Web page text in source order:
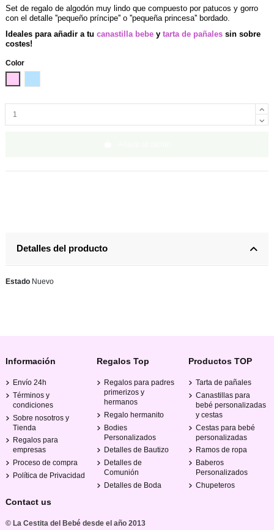
Set de regalo de algodón muy lindo que compuesto porpatucos y gorro
con el detalle ''pequeño príncipe'' o ''pequeña princesa'' bordado.
Ideales para añadir a tu canastilla bebe y tarta de pañales sin sobre
costes!
Color
Detalles del producto
Estado Nuevo
Información
Envío 24h
Términos y
condiciones
Sobre nosotros y
Tienda
Regalos para
empresas
Proceso de compra
Política de Privacidad
Regalos Top
Regalos para padres
primerizos y
hermanos
Regalo hermanito
Bodies
Personalizados
Detalles de Bautizo
Detalles de
Comunión
Detalles de Boda
Productos TOP
Tarta de pañales
Canastillas para
bebé personalizadas
y cestas
Cestas para bebé
personalizadas
Ramos de ropa
Baberos
Personalizados
Chupeteros
Contact us
© La Cestita del Bebé desde el año 2013